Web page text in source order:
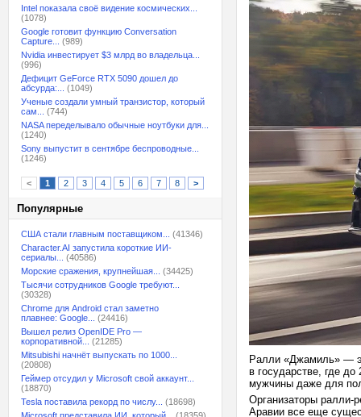
Intel показала своё видение космических...
(1078)
Google готовит функцию Conversation
Capture...
(989)
Nvidia инвестирует $3 млрд во владельца...
(996)
Дефицит GeForce RTX 5090 дошел до
абсурда:...
(1049)
Ученые создали умный транзистор, который
сам...
(744)
NASA переделывало обычные ноутбуки для...
(1240)
Sony выпустит в сентябре беспроводные...
(1246)
< 1 2 3 4 5 6 7 8 >
Популярные
США стали главным поставщиком...
(41346)
Character.AI запустила короткие ИИ-
сериалы...
(40586)
Морские сражения, крупнейшая...
(34425)
Тысячи сотрудников Google требуют...
(30328)
Chrome для Android стал заметно
плавнее: Google...
(24416)
Вышел релиз OpenIDE Pro —
корпоративной...
(21285)
Mitsubishi начнёт выпускать по 1000...
(20808)
Геймер отсудил у Microsoft свой аккаунт...
(18870)
Tesla поставила рекорд по числу...
(18698)
Ралли «Джамиль» —
в государстве, где до
мужчины даже для
Организаторы ралли-
Аравии все еще